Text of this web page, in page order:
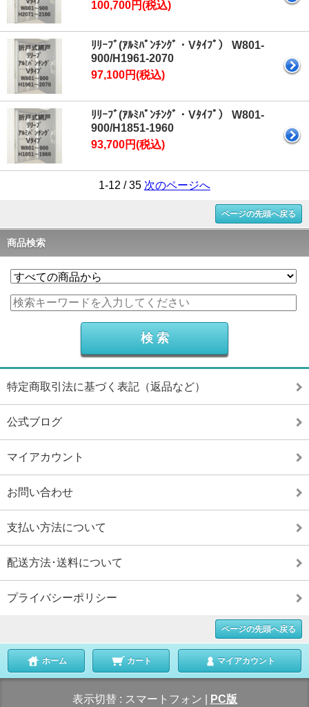
100,700円(税込)
ﾘﾘｰﾌﾞ(ｱﾙﾐﾊﾟﾝﾁﾝｸﾞ・Vﾀｲﾌﾟ） W801-
900/H1961-2070
97,100円(税込)
ﾘﾘｰﾌﾞ(ｱﾙﾐﾊﾟﾝﾁﾝｸﾞ・Vﾀｲﾌﾟ） W801-
900/H1851-1960
93,700円(税込)
1-12 / 35 次のページへ
ページの先頭へ戻る
商品検索
特定商取引法に基づく表記（返品など）
公式ブログ
マイアカウント
お問い合わせ
支払い方法について
配送方法･送料について
プライバシーポリシー
ページの先頭へ戻る
ホーム カート マイアカウント
表示切替 : スマートフォン PC版